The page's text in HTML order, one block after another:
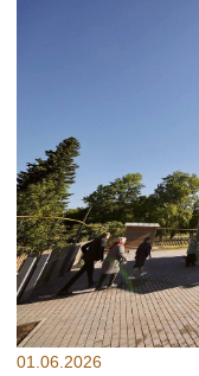
01.06.2026